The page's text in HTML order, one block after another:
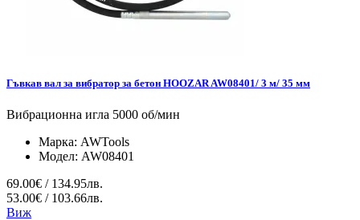
Гъвкав вал за вибратор за бетон HOOZAR AW08401/ 3 м/ 35 мм
Вибрационна игла 5000 об/мин
Марка: AWTools
Модел: AW08401
69.00€ / 134.95лв.
53.00€ / 103.66лв.
Виж